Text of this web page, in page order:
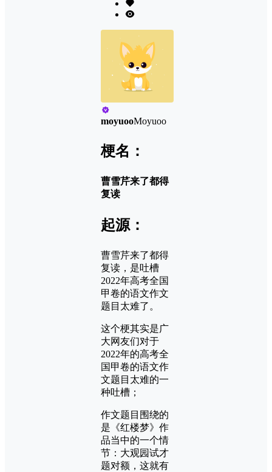
moyuooMoyuoo
梗名：
曹雪芹来了都得
复读
起源：
曹雪芹来了都得
复读，是吐槽
2022年高考全国
甲卷的语文作文
题目太难了。
这个梗其实是广
大网友们对于
2022年的高考全
国甲卷的语文作
文题目太难的一
种吐槽；
作文题目围绕的
是《红楼梦》作
品当中的一个情
节：大观园试才
题对额，这就有